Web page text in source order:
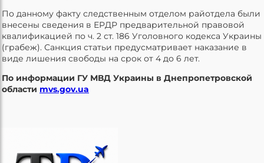
По данному факту следственным отделом райотдела были
внесены сведения в ЕРДР предварительной правовой
квалификацией по ч. 2 ст. 186 Уголовного кодекса Украины
(грабеж). Санкция статьи предусматривает наказание в
виде лишения свободы на срок от 4 до 6 лет.
По информации ГУ МВД Украины в Днепропетровской
области mvs.gov.ua